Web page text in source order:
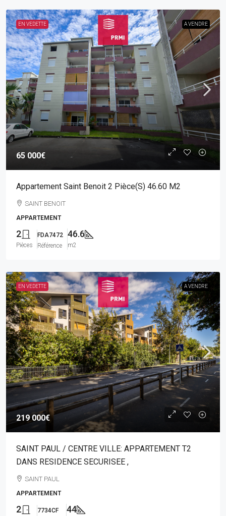
EN VEDETTE A VENDRE
65 000€
Appartement Saint Benoit 2 Pièce(s) 46.60 M2
SAINT BENOIT
APPARTEMENT
2
Pièces
FDA7472
Référence
46.6
m2
EN VEDETTE A VENDRE
219 000€
SAINT PAUL / CENTRE VILLE: APPARTEMENT T2
DANS RESIDENCE SECURISEE ,
SAINT PAUL
APPARTEMENT
2
7734CF
44